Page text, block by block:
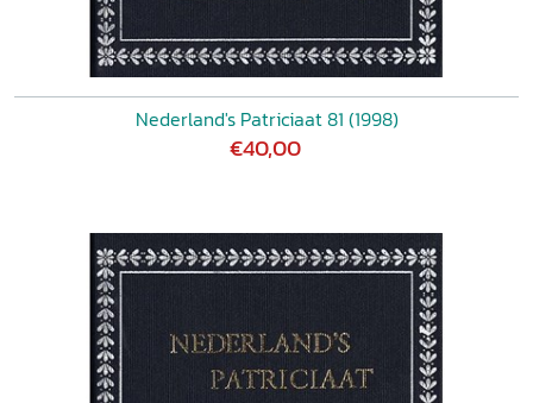
Nederland's Patriciaat 81 (1998)
€40,00